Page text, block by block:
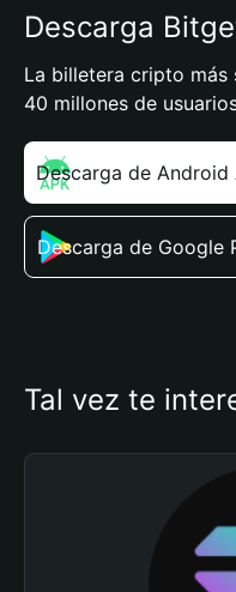
Descarga
La billetera cripto más
40 millones de
Descarga de Android
Descarga de Google
Tal vez te